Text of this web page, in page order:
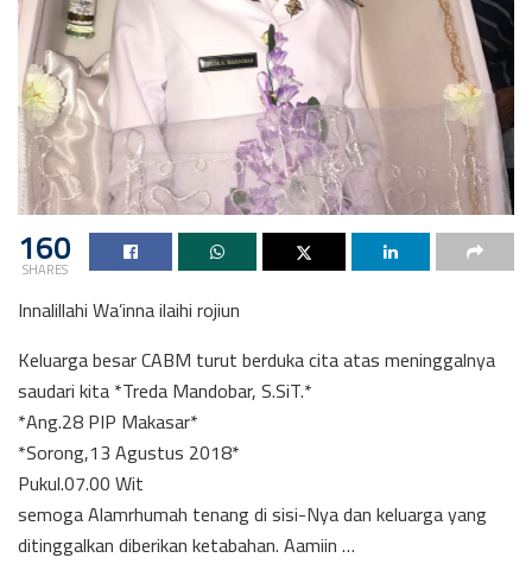
160
SHARES
Innalillahi Wa’inna ilaihi rojiun
Keluarga besar CABM turut berduka cita atas meninggalnya
saudari kita *Treda Mandobar, S.SiT.*
*Ang.28 PIP Makasar*
*Sorong,13 Agustus 2018*
Pukul.07.00 Wit
semoga Alamrhumah tenang di sisi-Nya dan keluarga yang
ditinggalkan diberikan ketabahan. Aamiin …